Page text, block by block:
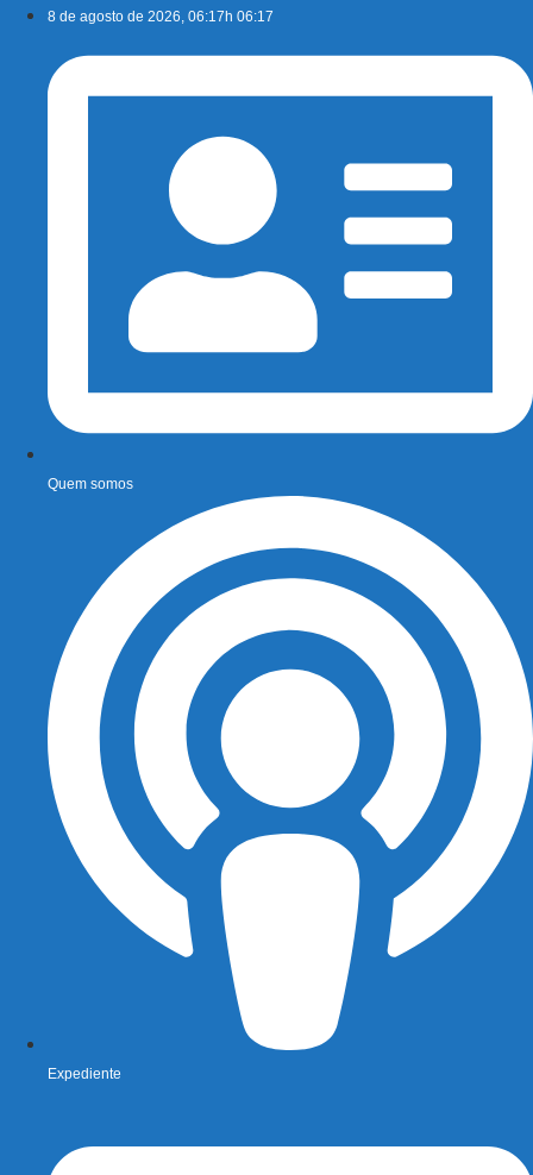
conteúdo
8 de agosto de 2026, 06:17h 06:17
Quem somos
Expediente